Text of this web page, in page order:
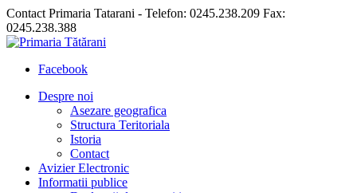
Contact Primaria Tatarani - Telefon: 0245.238.209 Fax:
0245.238.388
Facebook
Despre noi
Asezare geografica
Structura Teritoriala
Istoria
Contact
Avizier Electronic
Informatii publice